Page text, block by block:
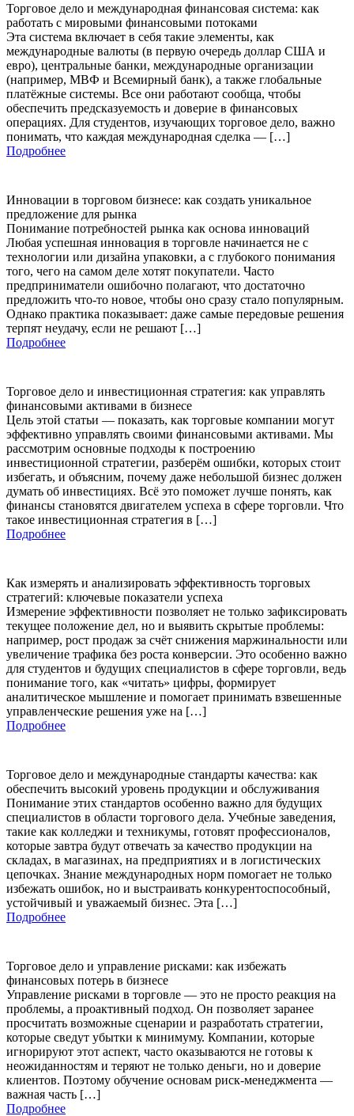
Торговое дело и международная финансовая система: как
работать с мировыми финансовыми потоками
Эта система включает в себя такие элементы, как
международные валюты (в первую очередь доллар США и
евро), центральные банки, международные организации
(например, МВФ и Всемирный банк), а также глобальные
платёжные системы. Все они работают сообща, чтобы
обеспечить предсказуемость и доверие в финансовых
операциях. Для студентов, изучающих торговое дело, важно
понимать, что каждая международная сделка — […]
Подробнее
Инновации в торговом бизнесе: как создать уникальное
предложение для рынка
Понимание потребностей рынка как основа инноваций
Любая успешная инновация в торговле начинается не с
технологии или дизайна упаковки, а с глубокого понимания
того, чего на самом деле хотят покупатели. Часто
предприниматели ошибочно полагают, что достаточно
предложить что-то новое, чтобы оно сразу стало популярным.
Однако практика показывает: даже самые передовые решения
терпят неудачу, если не решают […]
Подробнее
Торговое дело и инвестиционная стратегия: как управлять
финансовыми активами в бизнесе
Цель этой статьи — показать, как торговые компании могут
эффективно управлять своими финансовыми активами. Мы
рассмотрим основные подходы к построению
инвестиционной стратегии, разберём ошибки, которых стоит
избегать, и объясним, почему даже небольшой бизнес должен
думать об инвестициях. Всё это поможет лучше понять, как
финансы становятся двигателем успеха в сфере торговли. Что
такое инвестиционная стратегия в […]
Подробнее
Как измерять и анализировать эффективность торговых
стратегий: ключевые показатели успеха
Измерение эффективности позволяет не только зафиксировать
текущее положение дел, но и выявить скрытые проблемы:
например, рост продаж за счёт снижения маржинальности или
увеличение трафика без роста конверсии. Это особенно важно
для студентов и будущих специалистов в сфере торговли, ведь
понимание того, как «читать» цифры, формирует
аналитическое мышление и помогает принимать взвешенные
управленческие решения уже на […]
Подробнее
Торговое дело и международные стандарты качества: как
обеспечить высокий уровень продукции и обслуживания
Понимание этих стандартов особенно важно для будущих
специалистов в области торгового дела. Учебные заведения,
такие как колледжи и техникумы, готовят профессионалов,
которые завтра будут отвечать за качество продукции на
складах, в магазинах, на предприятиях и в логистических
цепочках. Знание международных норм помогает не только
избежать ошибок, но и выстраивать конкурентоспособный,
устойчивый и уважаемый бизнес. Эта […]
Подробнее
Торговое дело и управление рисками: как избежать
финансовых потерь в бизнесе
Управление рисками в торговле — это не просто реакция на
проблемы, а проактивный подход. Он позволяет заранее
просчитать возможные сценарии и разработать стратегии,
которые сведут убытки к минимуму. Компании, которые
игнорируют этот аспект, часто оказываются не готовы к
неожиданностям и теряют не только деньги, но и доверие
клиентов. Поэтому обучение основам риск-менеджмента —
важная часть […]
Подробнее